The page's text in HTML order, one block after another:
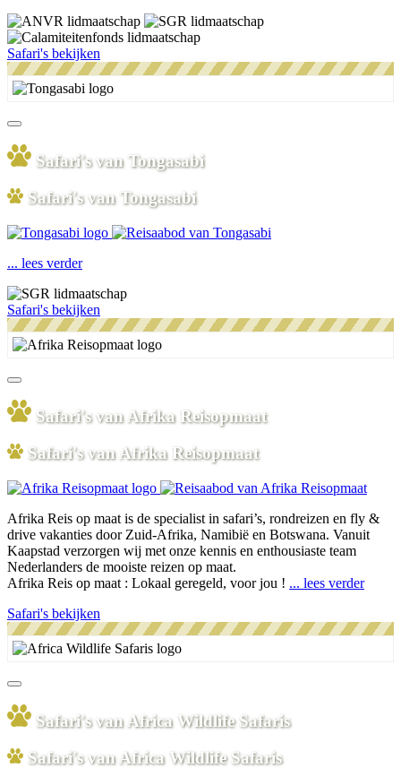
Safari's bekijken
Safari's van Tongasabi
Safari's van Tongasabi
... lees verder
Safari's bekijken
Safari's van Afrika Reisopmaat
Safari's van Afrika Reisopmaat
Afrika Reis op maat is de specialist in safari’s, rondreizen en fly &
drive vakanties door Zuid-Afrika, Namibië en Botswana. Vanuit
Kaapstad verzorgen wij met onze kennis en enthousiaste team
Nederlanders de mooiste reizen op maat.
Afrika Reis op maat : Lokaal geregeld, voor jou ! ... lees verder
Safari's bekijken
Safari's van Africa Wildlife Safaris
Safari's van Africa Wildlife Safaris